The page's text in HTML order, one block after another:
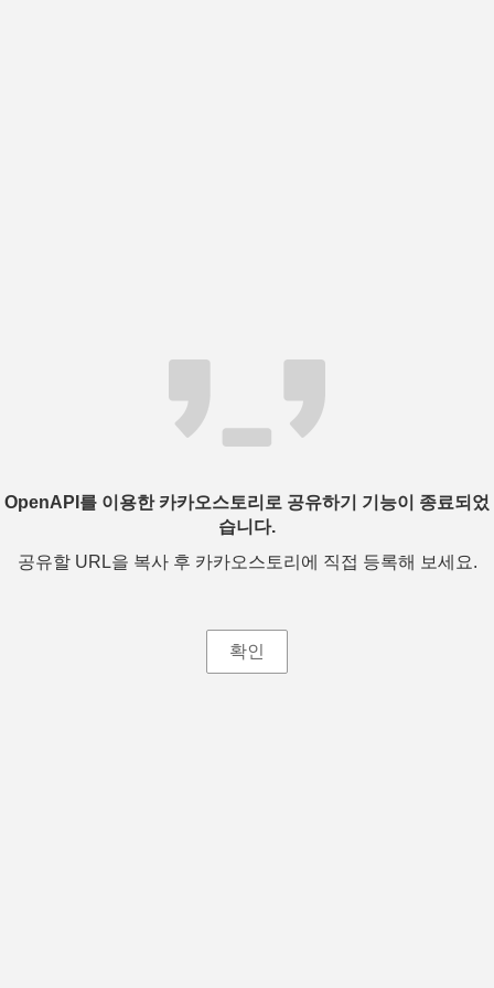
OpenAPI를 이용한 카카오스토리로 공유하기 기능이 종료되었
습니다.
공유할 URL을 복사 후 카카오스토리에 직접 등록해 보세요.
확인